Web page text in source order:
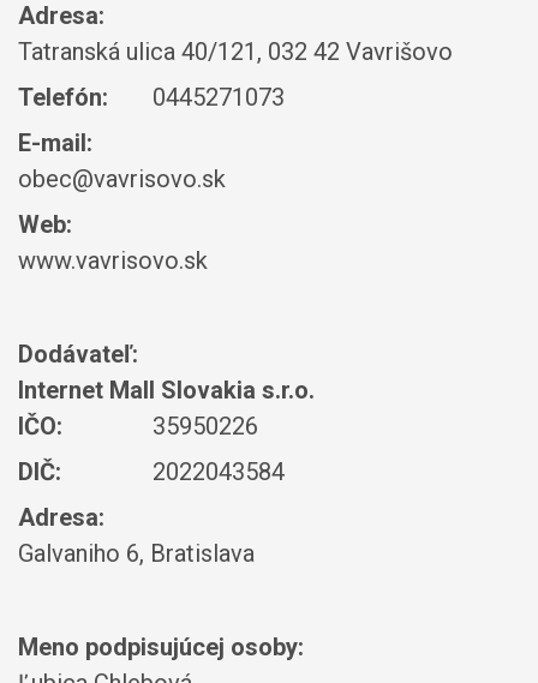
Adresa:
Tatranská ulica 40/121, 032 42 Vavrišovo
Telefón:
0445271073
E-mail:
obec@vavrisovo.sk
Web:
www.vavrisovo.sk
Dodávateľ:
Internet Mall Slovakia s.r.o.
IČO:
35950226
DIČ:
2022043584
Adresa:
Galvaniho 6, Bratislava
Meno podpisujúcej osoby: